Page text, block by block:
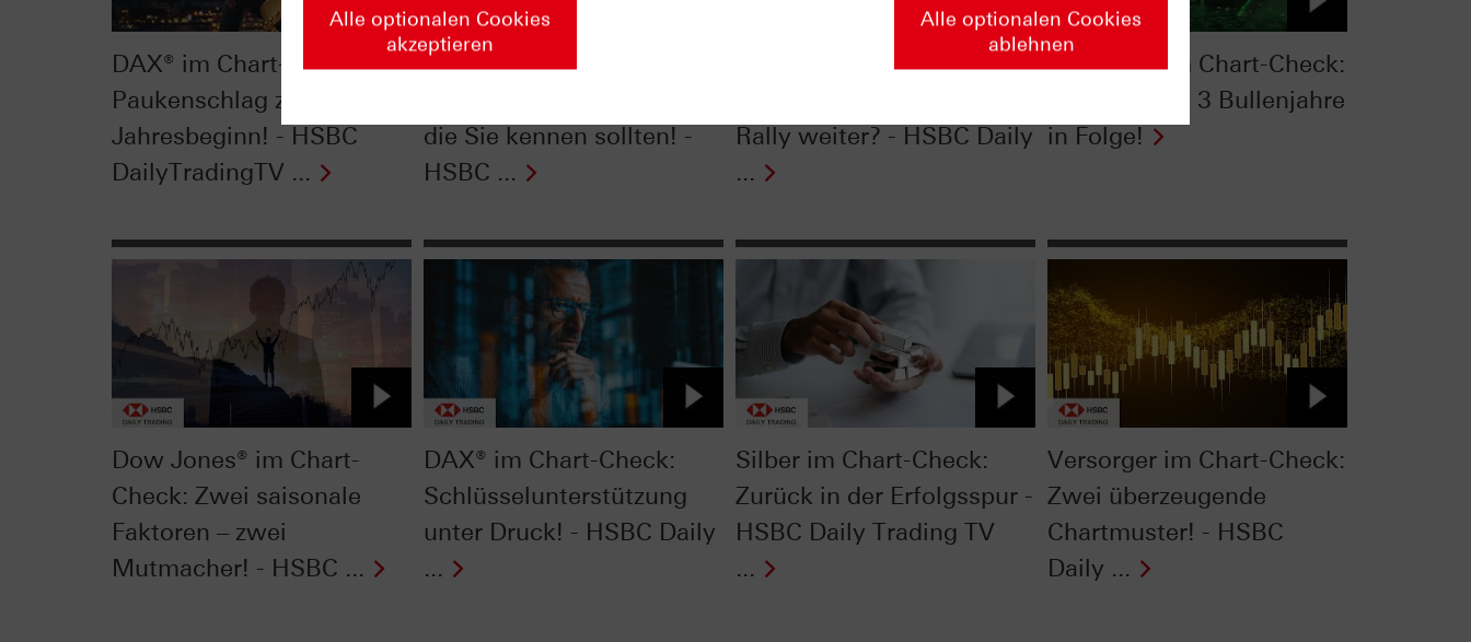
DAX® im Chart-Check:
Paukenschlag zu
Jahresbeginn! - HSBC
DailyTradingTV ...
Dow Jones® im Chart-
die Sie kennen sollten! -
HSBC ...
Silber im Chart-Check:
Rally weiter? - HSBC Daily
...
S&P 500® im Chart-Check:
Hemmschuh 3 Bullenjahre
in Folge!
Dow Jones® im Chart-
Check: Zwei saisonale
Faktoren – zwei
Mutmacher! - HSBC ...
DAX® im Chart-Check:
Schlüsselunterstützung
unter Druck! - HSBC Daily
...
Silber im Chart-Check:
Zurück in der Erfolgsspur -
HSBC Daily Trading TV
...
Versorger im Chart-Check:
Zwei überzeugende
Chartmuster! - HSBC
Daily ...
Alle optionalen Cookies
akzeptieren
Alle optionalen Cookies
ablehnen